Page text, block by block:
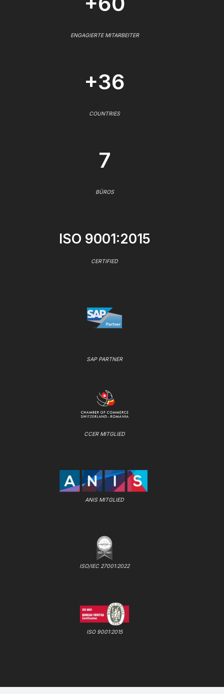
ENGAGIERTE MITARBEITER
+36
COUNTRIES
7
BÜROS
ISO 9001:2015
CERTIFIED
SAP PARTNER
CCER MITGLIED
ANIS MITGLIED
ISO/IEC 27001:2022
ISO 9001:2015